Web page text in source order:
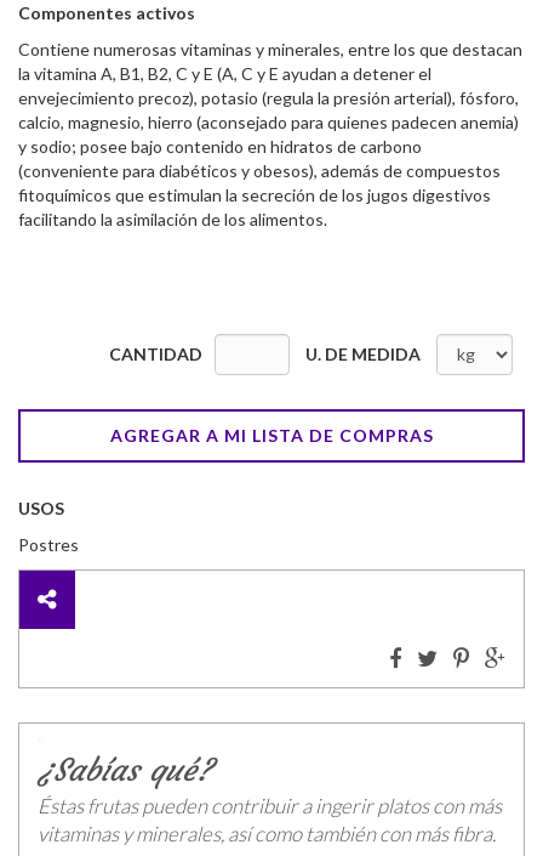
Componentes activos
Contiene numerosas vitaminas y minerales, entre los que destacan
la vitamina A, B1, B2, C y E (A, C y E ayudan a detener el
envejecimiento precoz), potasio (regula la presión arterial), fósforo,
calcio, magnesio, hierro (aconsejado para quienes padecen anemia)
y sodio; posee bajo contenido en hidratos de carbono
(conveniente para diabéticos y obesos), además de compuestos
fitoquímicos que estimulan la secreción de los jugos digestivos
facilitando la asimilación de los alimentos.
CANTIDAD U. DE MEDIDA
AGREGAR A MI LISTA DE COMPRAS
USOS
Postres
¿Sabías qué?
Éstas frutas pueden contribuir a ingerir platos con más
vitaminas y minerales, así como también con más fibra.